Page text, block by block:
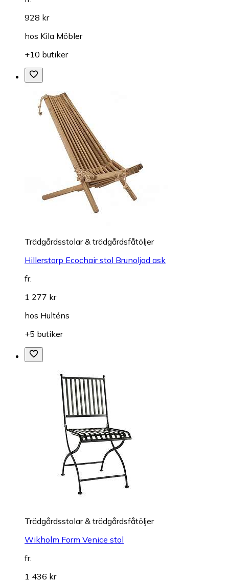
928 kr
hos Kila Möbler
+10 butiker
Trädgårdsstolar & trädgårdsfåtöljer
Hillerstorp Ecochair stol Brunoljad ask
fr.
1 277 kr
hos Hulténs
+5 butiker
Trädgårdsstolar & trädgårdsfåtöljer
Wikholm Form Venice stol
fr.
1 436 kr